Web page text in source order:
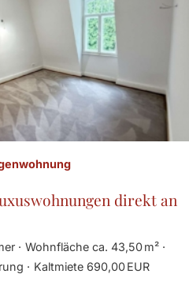
direkt an
Wohnfläche ca. 43,50 m²
Kaltmiete 690,00 EUR